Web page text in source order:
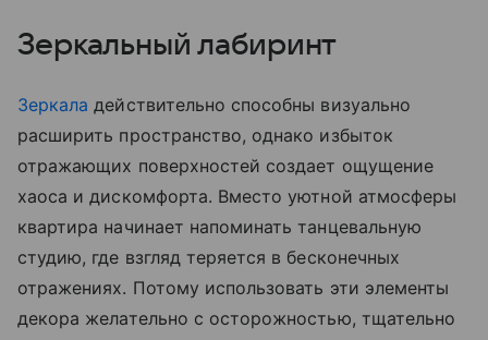
Зеркальный лабиринт
Зеркала действительно способны визуально
расширить пространство, однако избыток
отражающих поверхностей создает ощущение
хаоса и дискомфорта. Вместо уютной атмосферы
квартира начинает напоминать танцевальную
студию, где взгляд теряется в бесконечных
отражениях. Потому использовать эти элементы
декора желательно с осторожностью, тщательно